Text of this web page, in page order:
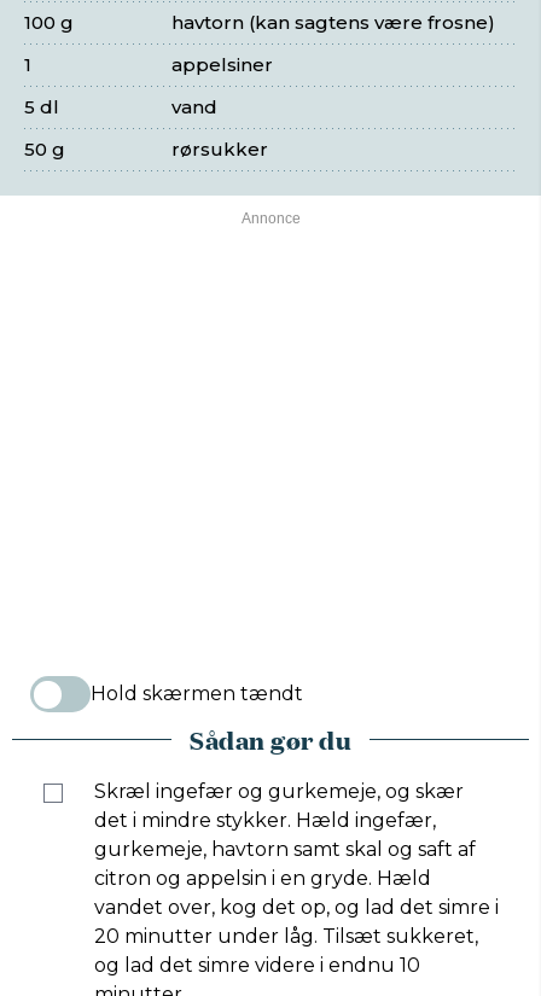
havtorn (kan sagtens være frosne)
100 g
appelsiner
1
vand
5 dl
rørsukker
50 g
Hold skærmen tændt
Sådan gør du
Skræl ingefær og gurkemeje, og skær
det i mindre stykker. Hæld ingefær,
gurkemeje, havtorn samt skal og saft af
citron og appelsin i en gryde. Hæld
vandet over, kog det op, og lad det simre i
20 minutter under låg. Tilsæt sukkeret,
og lad det simre videre i endnu 10